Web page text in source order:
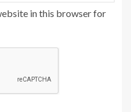
in this browser for